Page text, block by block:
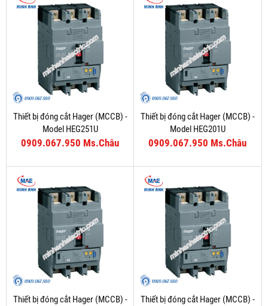
Thiết bị đóng cắt Hager (MCCB) -
Model HEG251U
0909.067.950 Ms.Châu
Thiết bị đóng cắt Hager (MCCB) -
Model HEG201U
0909.067.950 Ms.Châu
Thiết bị đóng cắt Hager (MCCB) -
Thiết bị đóng cắt Hager (MCCB) -